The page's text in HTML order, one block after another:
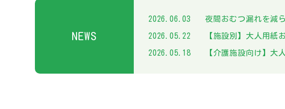
NEWS
2026.06.03 夜間おむつ漏れを減
2026.05.22 【施設別】大人用紙
2026.05.18 【介護施設向け】大